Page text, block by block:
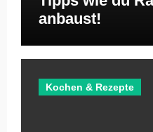
anbaust!
Kochen & Rezepte